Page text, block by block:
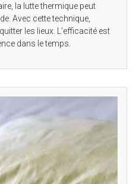
la lutte thermique peut
Avec cette technique,
les lieux. L’efficacité est
dans le temps.